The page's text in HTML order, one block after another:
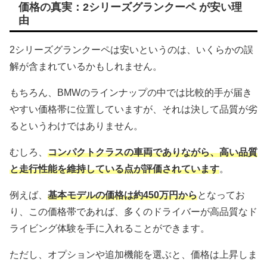
価格の真実：2シリーズグランクーペ が安い理
由
2シリーズグランクーペは安いというのは、いくらかの誤
解が含まれているかもしれません。
もちろん、BMWのラインナップの中では比較的手が届き
やすい価格帯に位置していますが、それは決して品質が劣
るというわけではありません。
むしろ、 コンパクトクラスの車両でありながら、高い品質
と走行性能を維持している点が評価されています。
例えば、 基本モデルの価格は約450万円からとなってお
り、この価格帯であれば、多くのドライバーが高品質なド
ライビング体験を手に入れることができます。
ただし、オプションや追加機能を選ぶと、価格は上昇しま